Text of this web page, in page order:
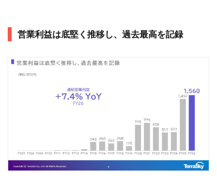
営業利益は底堅く推移し、過去最高を記録